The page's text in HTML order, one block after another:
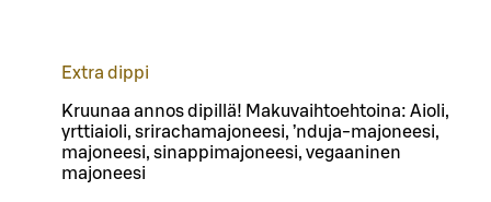
Extra dippi
Kruunaa annos dipillä! Makuvaihtoehtoina: Aioli,
yrttiaioli, srirachamajoneesi, ’nduja-majoneesi,
majoneesi, sinappimajoneesi, vegaaninen
majoneesi